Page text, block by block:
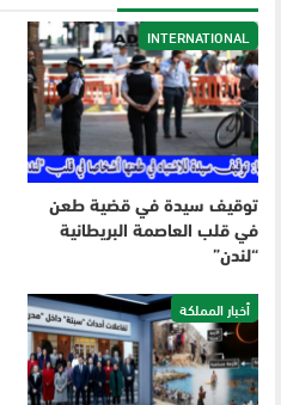
INTERNATIONAL
توقيف سيدة في قضية طعن
في قلب العاصمة البريطانية
“لندن”
أخبار المملكة